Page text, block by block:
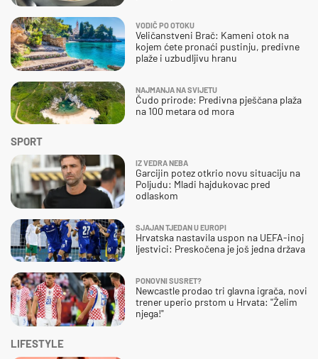
SPORT
IZ VEDRA NEBA
Garcijin potez otkrio novu situaciju na
Poljudu: Mladi hajdukovac pred
odlaskom
SJAJAN TJEDAN U EUROPI
Hrvatska nastavila uspon na UEFA-inoj
ljestvici: Preskočena je još jedna država
PONOVNI SUSRET?
Newcastle prodao tri glavna igrača, novi
trener uperio prstom u Hrvata: "Želim
njega!"
VODIČ PO OTOKU
Veličanstveni Brač: Kameni otok na
kojem ćete pronaći pustinju, predivne
plaže i uzbudljivu hranu
NAJMANJA NA SVIJETU
Čudo prirode: Predivna pješčana plaža
na 100 metara od mora
LIFESTYLE